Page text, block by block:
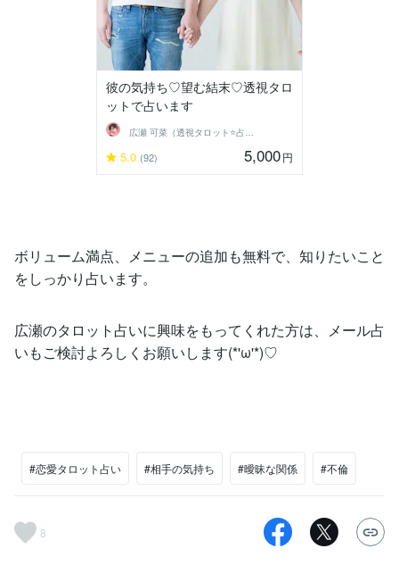
彼の気持ち♡望む結末♡透視タロ
ットで占います
広瀬 可菜（透視タロット⭐占い師）
5.0 (92) 5,000円
ボリューム満点、メニューの追加も無料で、知りたいこと
をしっかり占います。
広瀬のタロット占いに興味をもってくれた方は、メール占
いもご検討よろしくお願いします(*'ω'*)♡
#恋愛タロット占い #相手の気持ち #曖昧な関係 #不倫
8